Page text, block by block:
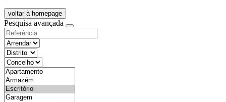
voltar à homepage
Pesquisa avançada
objective
districtId
countyId
types